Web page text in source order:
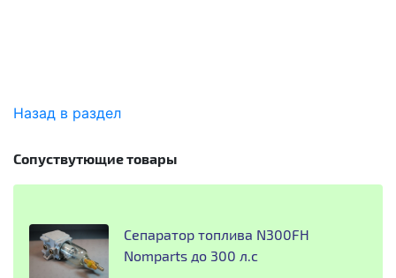
Назад в раздел
Сопуствутющие товары
Сепаратор топлива N300FH
Nomparts до 300 л.с